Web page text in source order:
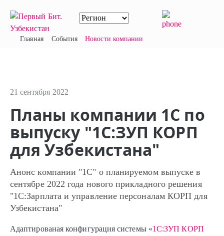
Главная События Новости компании
21 сентября 2022
Планы компании 1С по
выпуску "1С:ЗУП КОРП
для Узбекистана"
Анонс компании "1С" о планируемом выпуске в
сентябре 2022 года нового прикладного решения
"1С:Зарплата и управление персоналам КОРП для
Узбекистана"
Адаптированая конфигурация системы «1С:ЗУП КОРП